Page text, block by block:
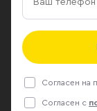
Согласен на
Согласен с